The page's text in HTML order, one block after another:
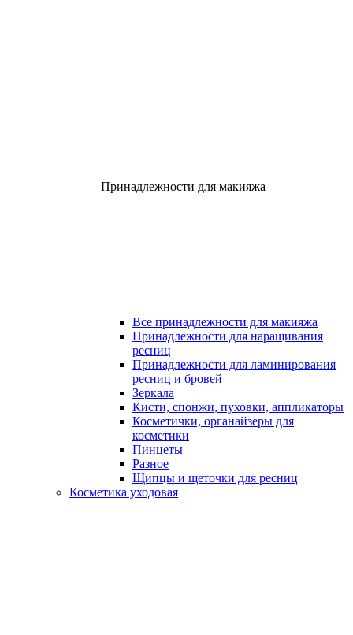
Принадлежности для макияжа
Все принадлежности для макияжа
Принадлежности для наращивания
ресниц
Принадлежности для ламинирования
ресниц и бровей
Зеркала
Кисти, спонжи, пуховки, аппликаторы
Косметички, органайзеры для
косметики
Пинцеты
Разное
Щипцы и щеточки для ресниц
Косметика уходовая